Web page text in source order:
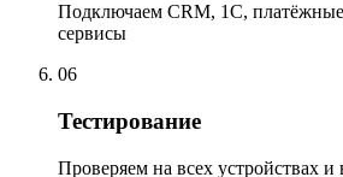
Подключаем CRM, 1С,
сервисы
06
Тестирование
Проверяем на всех устройствах и